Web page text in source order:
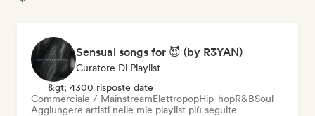
Sensual songs for 😈 (by R3YAN)
Curatore Di Playlist
&gt; 4300 risposte date
Commerciale / MainstreamElettropopHip-hopR&BSoul
Aggiungere artisti nelle mie playlist più seguite